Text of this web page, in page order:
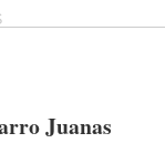
Juanas